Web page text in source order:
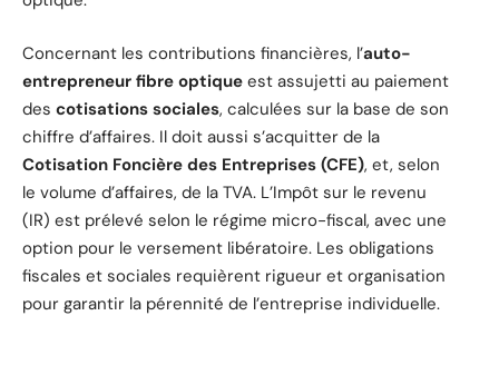
Concernant les contributions financières, l’auto-
entrepreneur fibre optique est assujetti au paiement
des cotisations sociales, calculées sur la base de son
chiffre d’affaires. Il doit aussi s’acquitter de la
Cotisation Foncière des Entreprises (CFE), et, selon
le volume d’affaires, de la TVA. L’Impôt sur le revenu
(IR) est prélevé selon le régime micro-fiscal, avec une
option pour le versement libératoire. Les obligations
fiscales et sociales requièrent rigueur et organisation
pour garantir la pérennité de l’entreprise individuelle.